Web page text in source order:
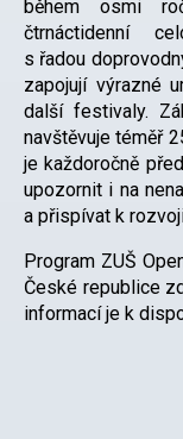
během osmi
čtrnáctidenní
s řadou
zapojují výrazné
další festivaly.
navštěvuje téměř
je každoročně
upozornit i na
a přispívat k
Program ZUŠ
České republice
informací je k